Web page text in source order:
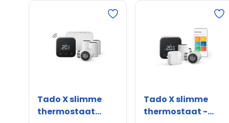
Tado X slimme
thermostaat
Tado X slimme
thermostaat -